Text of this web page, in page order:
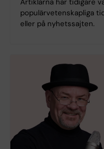
Artiklarna har tidigare
populärvetenskapliga
eller på nyhetssajten.